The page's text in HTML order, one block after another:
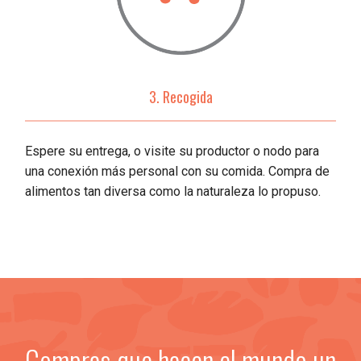
3. Recogida
Espere su entrega, o visite su productor o nodo para
una conexión más personal con su comida. Compra de
alimentos tan diversa como la naturaleza lo propuso.